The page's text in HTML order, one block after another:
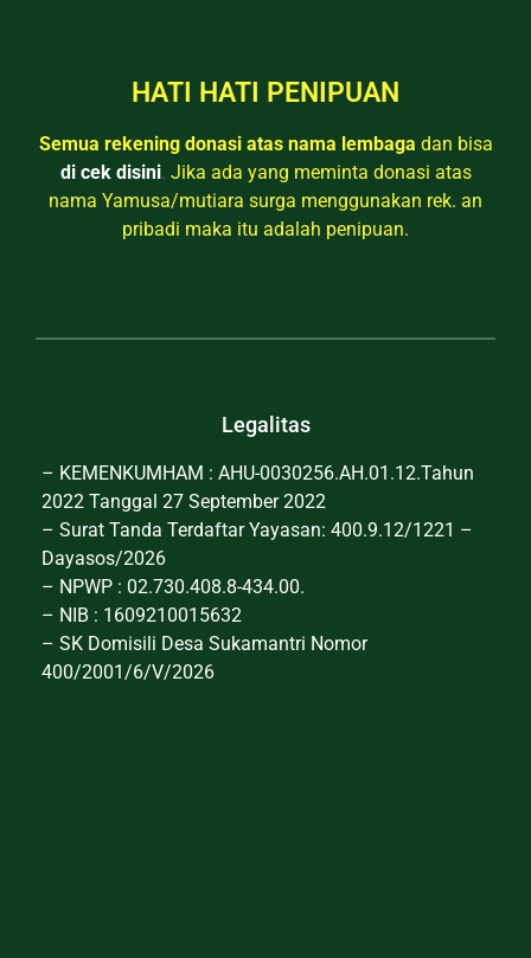
HATI HATI PENIPUAN
Semua rekening donasi atas nama lembaga dan bisa
di cek disini. Jika ada yang meminta donasi atas
nama Yamusa/mutiara surga menggunakan rek. an
pribadi maka itu adalah penipuan.
Legalitas
– KEMENKUMHAM : AHU-0030256.AH.01.12.Tahun
2022 Tanggal 27 September 2022
– Surat Tanda Terdaftar Yayasan: 400.9.12/1221 –
Dayasos/2026
– NPWP : 02.730.408.8-434.00.
– NIB : 1609210015632
– SK Domisili Desa Sukamantri Nomor
400/2001/6/V/2026